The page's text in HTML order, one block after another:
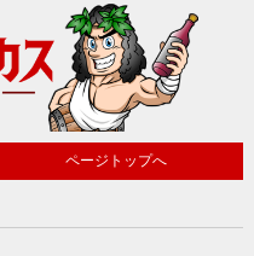
ページトップへ